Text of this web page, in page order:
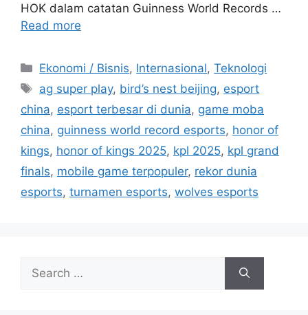
HOK dalam catatan Guinness World Records …
Read more
C
e
g
o
r
Ekonomi / Bisnis, Internasional,Teknologi
T
s
ag super play, bird’s nest beijing, esport
china, esport terbesar di dunia, game moba
china, guinness world record esports, honor of
kings, honor of kings 2025, kpl 2025, kpl grand
finals, mobile game terpopuler, rekor dunia
esports, turnamen esports, wolves esports